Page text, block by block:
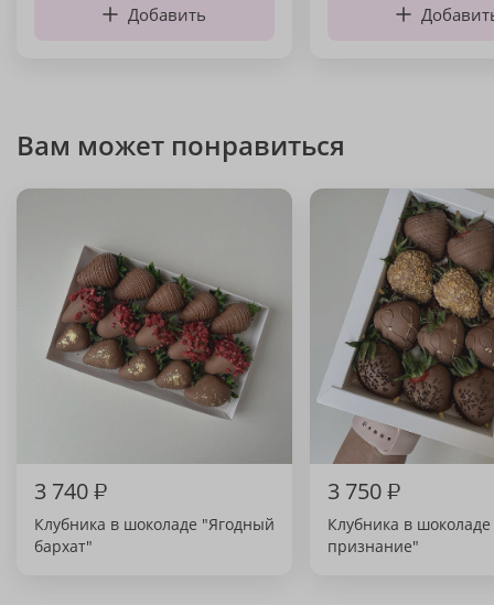
Добавить
Вам может понравиться
3 740₽
Клубника в шоколаде "Ягодный
бархат"
3 750₽
Клубника в
признание"